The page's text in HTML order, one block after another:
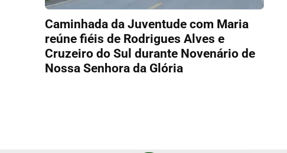
Caminhada da Juventude com Maria
reúne fiéis de Rodrigues Alves e
Cruzeiro do Sul durante Novenário de
Nossa Senhora da Glória